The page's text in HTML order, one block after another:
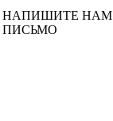
НАПИШИТЕ НАМ
ПИСЬМО